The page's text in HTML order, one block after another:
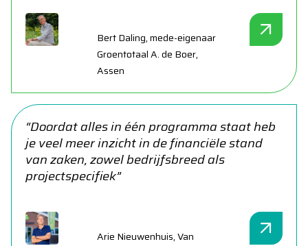
Bert Daling, mede-eigenaar
Groentotaal A. de Boer,
Assen
“Doordat alles in één programma staat heb
je veel meer inzicht in de financiële stand
van zaken, zowel bedrijfsbreed als
projectspecifiek”
Arie Nieuwenhuis, Van